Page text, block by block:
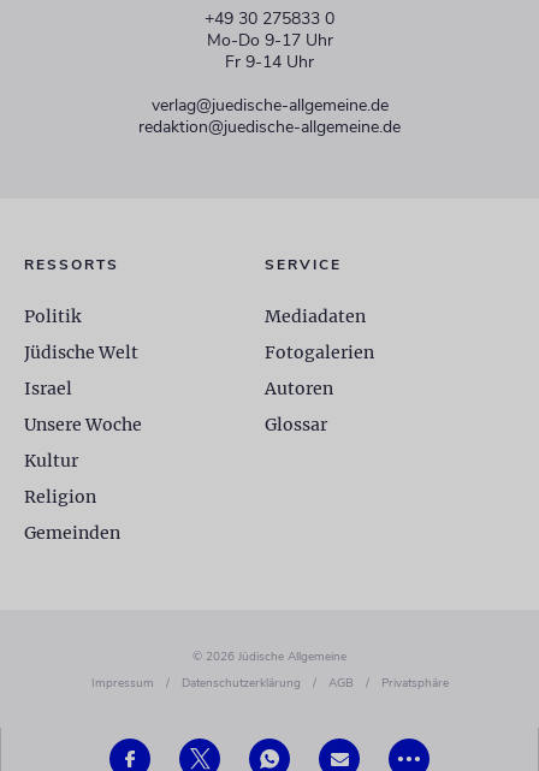
•••
+49 30 275833 0
Mo-Do 9-17 Uhr
Fr 9-14 Uhr
verlag@juedische-allgemeine.de
redaktion@juedische-allgemeine.de
RESSORTS
Politik
Jüdische Welt
Israel
Unsere Woche
Kultur
Religion
Gemeinden
SERVICE
Mediadaten
Fotogalerien
Autoren
Glossar
© 2026 Jüdische Allgemeine
Impressum
/ Datenschutzerklärung / AGB / Privatsphäre